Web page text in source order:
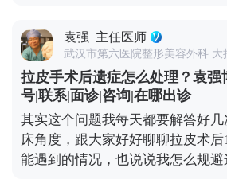
常护理，再根据自身情况做科学的
高效地对抗法令纹。 想知道更多关
术的问题，可以去官方媒体平台（
小红薯）预约面诊，详细了解。
比如剥离的层次、提升的力度，差
别，不是所有整形医生都能做好。
案例。有经验的医生，手里肯定有
案例，而且得是完整的恢复周期案
精修图。通过案例能直观看到医生
是偏自然款还是偏精致款，也能
术后疤痕是否隐蔽、提升效果是否
的一点是沟通。好的医生不会一
袁强 主任医师
武汉市第六医院整形美容外科 大
拉皮手术后遗症怎么处理？袁强
号|联系|面诊|咨询|在哪出诊
其实这个问题我每天都要解答好
床角度，跟大家好好聊聊拉皮术
能遇到的情况，也说说我怎么规